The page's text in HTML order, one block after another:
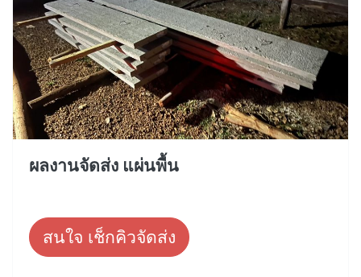
ผลงานจัดส่ง แผ่นพื้น
สนใจ เช็กคิวจัดส่ง